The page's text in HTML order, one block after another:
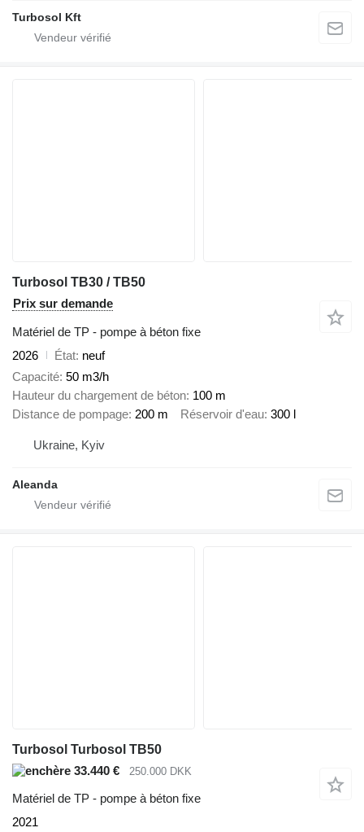
Turbosol Kft
Turbosol TB30 / TB50
Prix sur demande
Matériel de TP - pompe à béton fixe
2026
État neuf
Capacité 50 m3/h
Hauteur du chargement de béton 100 m
Distance de pompage 200 m Réservoir d'eau 300 l
Ukraine, Kyiv
Aleanda
Turbosol Turbosol TB50
33.440 €
250.000 DKK
Matériel de TP - pompe à béton fixe
2021